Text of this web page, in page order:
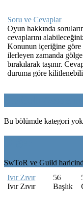
Soru ve Cevaplar
Oyun hakkında
cevaplarını
Konunun içeriğine göre
ilerleyen zamanda
bırakılarak taşınır.
duruma göre
Bu bölümde kategori
SwToR ve Guild
Ivır Zıvır
Ivır Zıvır
56
Başlık